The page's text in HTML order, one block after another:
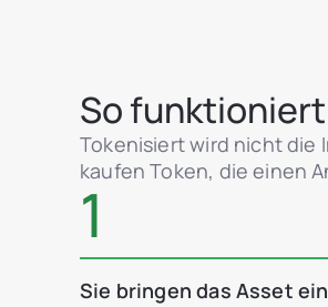
So funktioniert
Tokenisiert wird nicht die
kaufen Token, die einen
1
Sie bringen das Asset ein